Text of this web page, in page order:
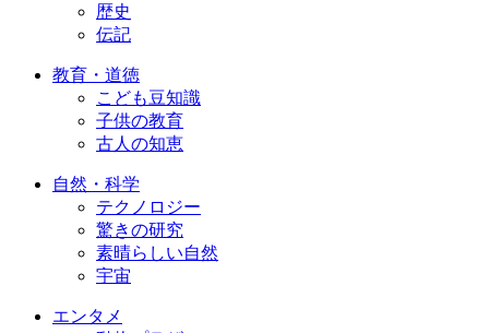
歴史
伝記
教育・道徳
こども豆知識
子供の教育
古人の知恵
自然・科学
テクノロジー
驚きの研究
素晴らしい自然
宇宙
エンタメ